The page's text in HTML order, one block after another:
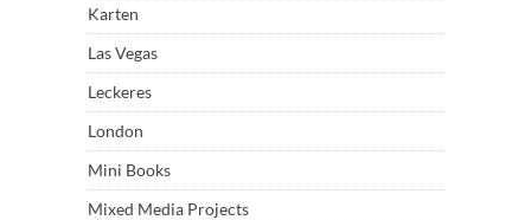
Karten
Las Vegas
Leckeres
London
Mini Books
Mixed Media Projects